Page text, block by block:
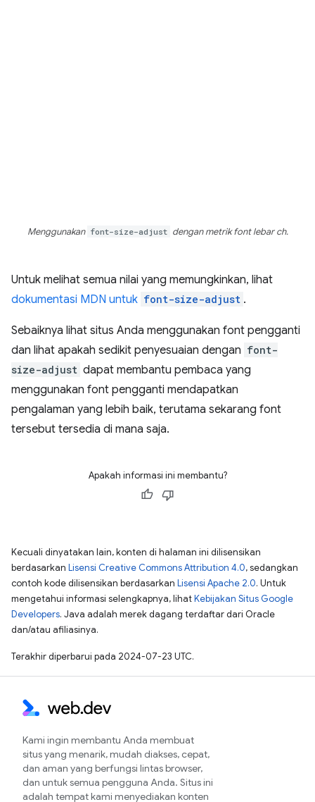
Menggunakan font-size-adjust dengan metrik font lebar ch.
Untuk melihat semua nilai yang memungkinkan, lihat
dokumentasi MDN untuk font-size-adjust .
Sebaiknya lihat situs Anda menggunakan font pengganti
dan lihat apakah sedikit penyesuaian dengan font-
size-adjust dapat membantu pembaca yang
menggunakan font pengganti mendapatkan
pengalaman yang lebih baik, terutama sekarang font
tersebut tersedia di mana saja.
Apakah informasi ini membantu?
Kecuali dinyatakan lain, konten di halaman ini dilisensikan
berdasarkan Lisensi Creative Commons Attribution 4.0, sedangkan
contoh kode dilisensikan berdasarkan Lisensi Apache 2.0. Untuk
mengetahui informasi selengkapnya, lihatKebijakan Situs Google
Developers. Java adalah merek dagang terdaftar dari Oracle
dan/atau afiliasinya.
Terakhir diperbarui pada 2024-07-23 UTC.
Kami ingin membantu Anda membuat
situs yang menarik, mudah diakses, cepat,
dan aman yang berfungsi lintas browser,
dan untuk semua pengguna Anda. Situs ini
adalah tempat kami menyediakan konten